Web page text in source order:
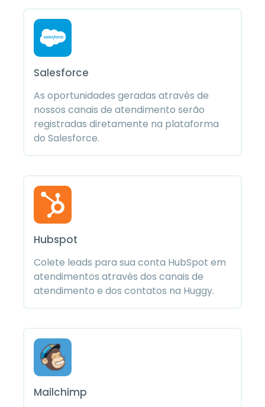
Salesforce
As oportunidades geradas através de
nossos canais de atendimento serão
registradas diretamente na plataforma
do Salesforce.
Hubspot
Colete leads para sua conta HubSpot em
atendimentos através dos canais de
atendimento e dos contatos na Huggy.
Mailchimp